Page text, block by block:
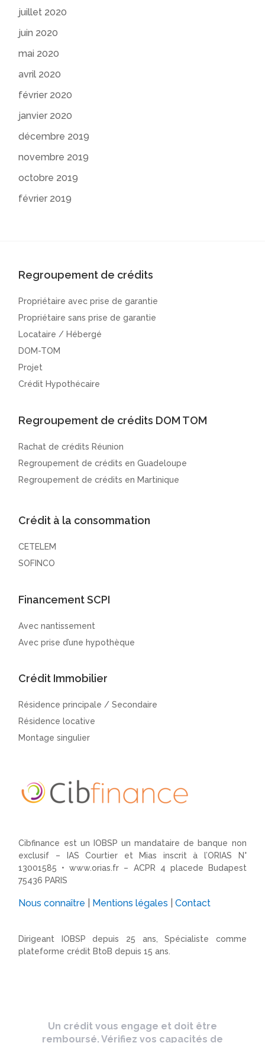
juillet 2020
juin 2020
mai 2020
avril 2020
février 2020
janvier 2020
décembre 2019
novembre 2019
octobre 2019
février 2019
Regroupement de crédits
Propriétaire avec prise de garantie
Propriétaire sans prise de garantie
Locataire / Hébergé
DOM-TOM
Projet
Crédit Hypothécaire
Regroupement de crédits DOM TOM
Rachat de crédits Réunion
Regroupement de crédits en Guadeloupe
Regroupement de crédits en Martinique
Crédit à la consommation
CETELEM
SOFINCO
Financement SCPI
Avec nantissement
Avec prise d’une hypothèque
Crédit Immobilier
Résidence principale / Secondaire
Résidence locative
Montage singulier
Cibfinance est un IOBSP un mandataire de banque non
exclusif – IAS Courtier et Mias inscrit à l’ORIAS N°
13001585 •www.orias.fr – ACPR 4 placede Budapest
75436 PARIS
Nous connaître Mentions légales |Contact
Dirigeant IOBSP depuis 25 ans, Spécialiste comme
plateforme crédit BtoB depuis 15 ans.
Un crédit vous engage et doit être
remboursé. Vérifiez vos capacités de